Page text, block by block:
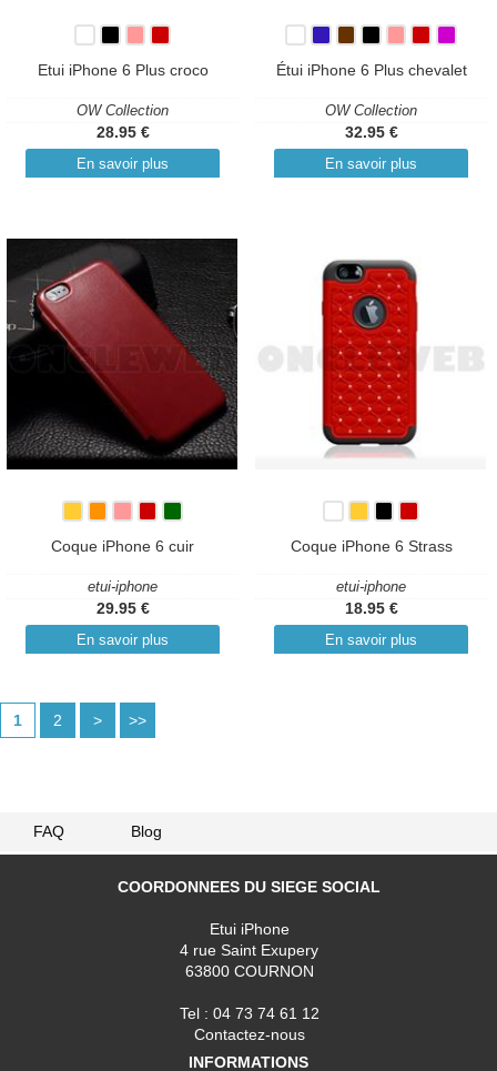
Etui iPhone 6 Plus croco
OW Collection
28.95 €
En savoir plus
Étui iPhone 6 Plus chevalet
OW Collection
32.95 €
En savoir plus
Coque iPhone 6 cuir
etui-iphone
29.95 €
En savoir plus
Coque iPhone 6 Strass
etui-iphone
18.95 €
En savoir plus
1 2 > >>
FAQ Blog
COORDONNEES DU SIEGE SOCIAL
Etui iPhone
4 rue Saint Exupery
63800 COURNON
Tel : 04 73 74 61 12
Contactez-nous
INFORMATIONS